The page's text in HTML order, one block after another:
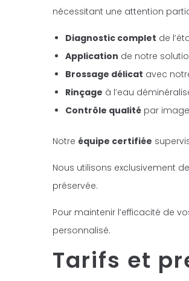
nécessitant une attention
Diagnostic complet de
Application de notre
Brossage délicat avec
Rinçage à l’eau
Contrôle qualité par
Notre équipe certifiée
Nous utilisons exclusivement
préservée.
Pour maintenir l’efficacité de
personnalisé.
Tarifs et